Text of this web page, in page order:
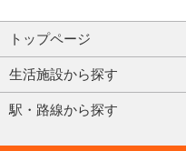
トップページ
生活施設から探す
駅・路線から探す